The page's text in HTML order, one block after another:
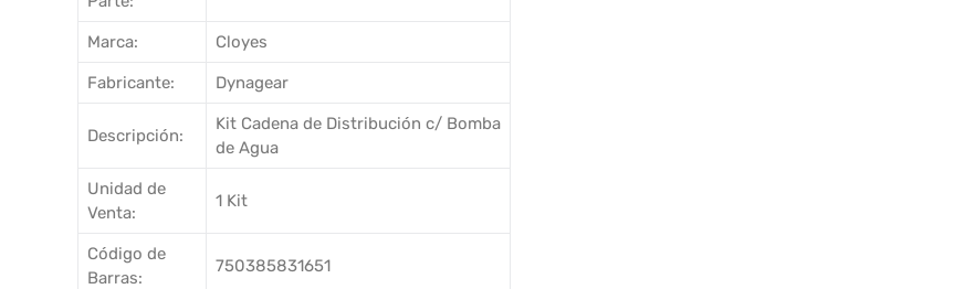
Marca: Cloyes
Fabricante: Dynagear
Descripción:
Kit Cadena de Distribución c/ Bomba
de Agua
Unidad de
Venta:
1 Kit
Código de
Barras:
750385831651